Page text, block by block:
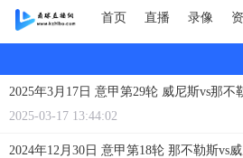
首页 直播 录像
2025年3月17日 意甲第29轮 威尼斯vs那不
2025-03-17 13:44:02
2024年12月30日 意甲第18轮 那不勒斯vs